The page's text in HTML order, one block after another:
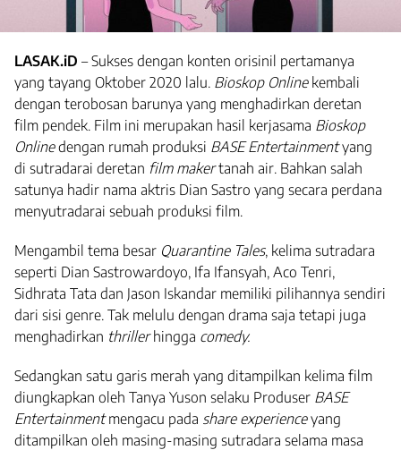
LASAK.iD – Sukses dengan konten orisinil pertamanya
yang tayang Oktober 2020 lalu. Bioskop Onlinekembali
dengan terobosan barunya yang menghadirkan deretan
film pendek. Film ini merupakan hasil kerjasama Bioskop
Onlinedengan rumah produksi BASE Entertainmentyang
di sutradarai deretan film makertanah air. Bahkan salah
satunya hadir nama aktris Dian Sastro yang secara perdana
menyutradarai sebuah produksi film.
Mengambil tema besar Quarantine Tales, kelima sutradara
seperti Dian Sastrowardoyo, Ifa Ifansyah, Aco Tenri,
Sidhrata Tata dan Jason Iskandar memiliki pilihannya sendiri
dari sisi genre. Tak melulu dengan drama saja tetapi juga
menghadirkan thrillerhingga comedy.
Sedangkan satu garis merah yang ditampilkan kelima film
diungkapkan oleh Tanya Yuson selaku Produser BASE
Entertainmentmengacu pada share experienceyang
ditampilkan oleh masing-masing sutradara selama masa